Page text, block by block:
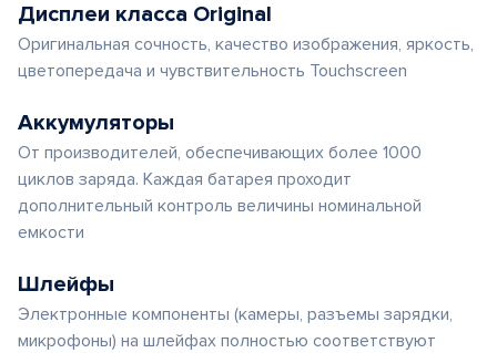
Дисплеи класса Original
Оригинальная сочность, качество изображения, яркость,
цветопередача и чувствительность Touchscreen
Аккумуляторы
От производителей, обеспечивающих более 1000
циклов заряда. Каждая батарея проходит
дополнительный контроль величины номинальной
емкости
Шлейфы
Электронные компоненты (камеры, разъемы зарядки,
микрофоны) на шлейфах полностью соответствуют